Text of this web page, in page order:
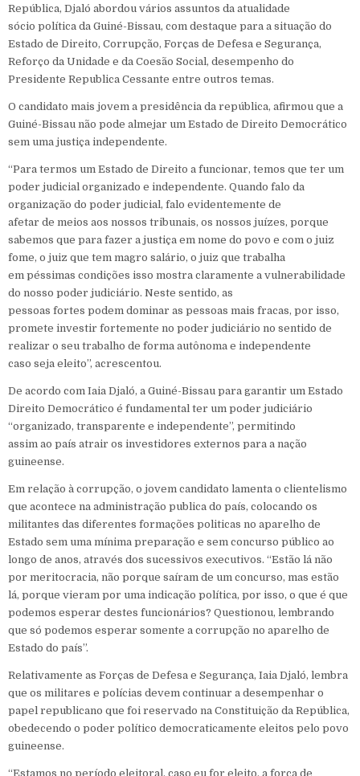
República, Djaló abordou vários assuntos da atualidade
sócio política da Guiné-Bissau, com destaque para a situação do
Estado de Direito, Corrupção, Forças de Defesa e Segurança,
Reforço da Unidade e da Coesão Social, desempenho do
Presidente Republica Cessante entre outros temas.
O candidato mais jovem a presidência da república, afirmou que a
Guiné-Bissau não pode almejar um Estado de Direito Democrático
sem uma justiça independente.
“Para termos um Estado de Direito a funcionar, temos que ter um
poder judicial organizado e independente. Quando falo da
organização do poder judicial, falo evidentemente de
afetar de meios aos nossos tribunais, os nossos juízes, porque
sabemos que para fazer a justiça em nome do povo e com o juiz
fome, o juiz que tem magro salário, o juiz que trabalha
em péssimas condições isso mostra claramente a vulnerabilidade
do nosso poder judiciário. Neste sentido, as
pessoas fortes podem dominar as pessoas mais fracas, por isso,
promete investir fortemente no poder judiciário no sentido de
realizar o seu trabalho de forma autônoma e independente
caso seja eleito”, acrescentou.
De acordo com Iaia Djaló, a Guiné-Bissau para garantir um Estado
Direito Democrático é fundamental ter um poder judiciário
“organizado, transparente e independente”, permitindo
assim ao país atrair os investidores externos para a nação
guineense.
Em relação à corrupção, o jovem candidato lamenta o clientelismo
que acontece na administração publica do país, colocando os
militantes das diferentes formações politicas no aparelho de
Estado sem uma mínima preparação e sem concurso público ao
longo de anos, através dos sucessivos executivos. “Estão lá não
por meritocracia, não porque saíram de um concurso, mas estão
lá, porque vieram por uma indicação política, por isso, o que é que
podemos esperar destes funcionários? Questionou, lembrando
que só podemos esperar somente a corrupção no aparelho de
Estado do país”.
Relativamente as Forças de Defesa e Segurança, Iaia Djaló, lembra
que os militares e polícias devem continuar a desempenhar o
papel republicano que foi reservado na Constituição da República,
obedecendo o poder político democraticamente eleitos pelo povo
guineense.
“Estamos no período eleitoral, caso eu for eleito, a força de